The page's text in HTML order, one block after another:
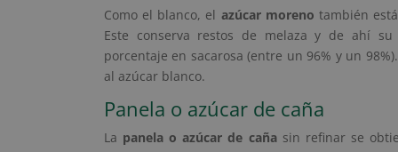
Como el blanco, el azúcar moreno también
Este conserva restos de melaza y de ahí
porcentaje en sacarosa (entre un 96% y un
al azúcar blanco.
Panela o azúcar de caña
La panela o azúcar de cañasin refinar se